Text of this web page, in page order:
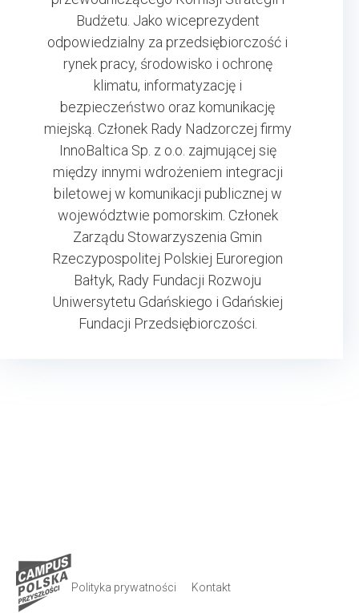
Budżetu. Jako wiceprezydent
odpowiedzialny za przedsiębiorczość i
rynek pracy, środowisko i ochronę
klimatu, informatyzację i
bezpieczeństwo oraz komunikację
miejską. Członek Rady Nadzorczej firmy
InnoBaltica Sp. z o.o. zajmującej się
między innymi wdrożeniem integracji
biletowej w komunikacji publicznej w
województwie pomorskim. Członek
Zarządu Stowarzyszenia Gmin
Rzeczypospolitej Polskiej Euroregion
Bałtyk, Rady Fundacji Rozwoju
Uniwersytetu Gdańskiego i Gdańskiej
Fundacji Przedsiębiorczości.
Polityka prywatności Kontakt